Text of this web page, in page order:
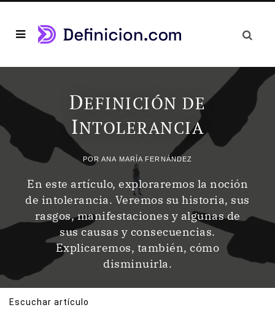
DEFINICIÓN DE
INTOLERANCIA
PORANA MARÍA FERNÁNDEZ
En este artículo, exploraremos la noción
de intolerancia. Veremos su historia, sus
rasgos, manifestaciones y algunas de
sus causas y consecuencias.
Explicaremos, también, cómo
disminuirla.
Escuchar artículo